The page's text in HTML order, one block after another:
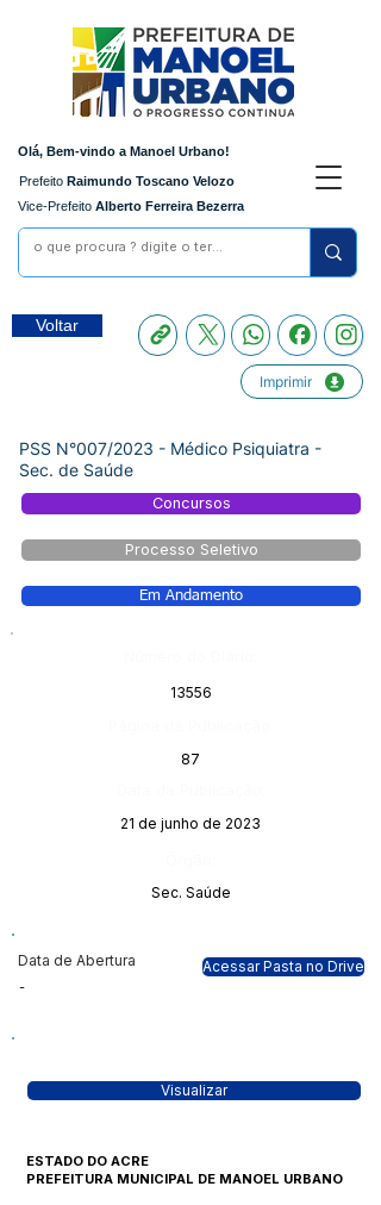
Olá, Bem-vindo a Manoel Urbano!
Prefeito Raimundo Toscano Velozo
Vice-Prefeito Alberto Ferreira Bezerra
Voltar
Imprimir
PSS N°007/2023 - Médico Psiquiatra -
Sec. de Saúde
Concursos
Processo Seletivo
Em Andamento
13556
87
21 de junho de 2023
Sec. Saúde
Data de Abertura
-
Acessar Pasta no Drive
Visualizar
ESTADO DO ACRE
PREFEITURA MUNICIPAL DE MANOEL URBANO